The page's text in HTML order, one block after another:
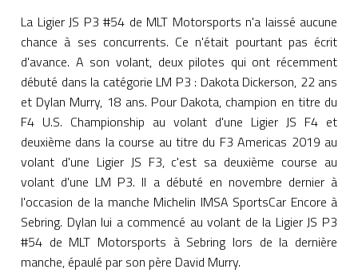
La Ligier JS P3 #54 de MLT Motorsports n'a laissé aucune
chance à ses concurrents. Ce n'était pourtant pas écrit
d'avance. A son volant, deux pilotes qui ont récemment
débuté dans la catégorie LM P3 : Dakota Dickerson, 22 ans
et Dylan Murry, 18 ans. Pour Dakota, champion en titre du
F4 U.S. Championship au volant d'une Ligier JS F4 et
deuxième dans la course au titre du F3 Americas 2019 au
volant d'une Ligier JS F3, c'est sa deuxième course au
volant d'une LM P3. Il a débuté en novembre dernier à
l'occasion de la manche Michelin IMSA SportsCar Encore à
Sebring. Dylan lui a commencé au volant de la Ligier JS P3
#54 de MLT Motorsports à Sebring lors de la dernière
manche, épaulé par son père David Murry.